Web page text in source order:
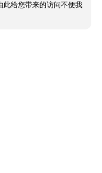
此给您带来的访问不便我